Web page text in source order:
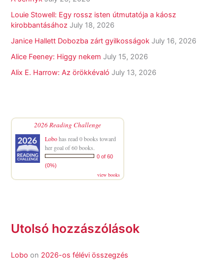
Louie Stowell: Egy ​rossz isten útmutatója a káosz
kirobbantásához July 18, 2026
Janice Hallett Dobozba zárt gyilkosságok July 16, 2026
Alice Feeney: Higgy nekem July 15, 2026
Alix E. Harrow: Az örökkévaló July 13, 2026
2026 Reading Challenge
Lobohas read 0 books toward
her goal of 60 books.
0 of 60
(0%)
view books
Utolsó hozzászólások
Lobo on 2026-os félévi összegzés